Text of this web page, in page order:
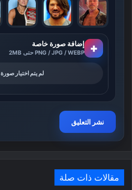
+ إضافة صورة خاصة
PNG / JPG / WEBP حتى 2MB
لم يتم اختيار صورة
مقالات ذات صلة